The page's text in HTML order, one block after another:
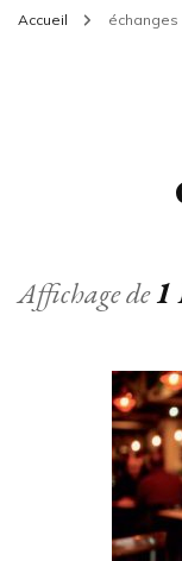
Accueil échanges
Affichage de1